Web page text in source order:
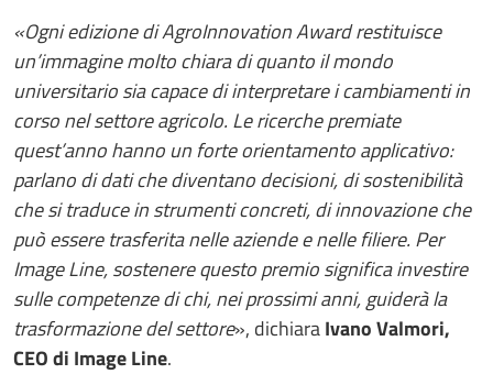
«Ogni edizione di AgroInnovation Award restituisce
un’immagine molto chiara di quanto il mondo
universitario sia capace di interpretare i cambiamenti in
corso nel settore agricolo. Le ricerche premiate
quest’anno hanno un forte orientamento applicativo:
parlano di dati che diventano decisioni, di sostenibilità
che si traduce in strumenti concreti, di innovazione che
può essere trasferita nelle aziende e nelle filiere. Per
Image Line, sostenere questo premio significa investire
sulle competenze di chi, nei prossimi anni, guiderà la
trasformazione del settore», dichiaraIvano Valmori,
CEO di Image Line.